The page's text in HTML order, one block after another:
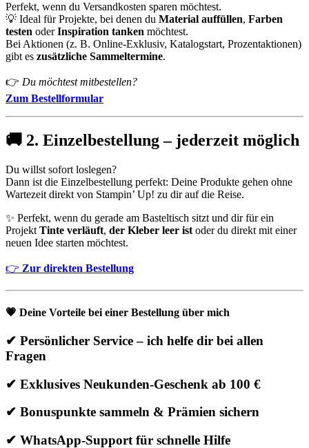
Perfekt, wenn du Versandkosten sparen möchtest.
💡 Ideal für Projekte, bei denen du Material auffüllen, Farben
testen oderInspiration tanken möchtest.
Bei Aktionen (z. B. Online-Exklusiv, Katalogstart, Prozentaktionen)
gibt es zusätzliche Sammeltermine.
👉 Du möchtest mitbestellen?
Zum Bestellformular
🚚 2. Einzelbestellung – jederzeit möglich
Du willst sofort loslegen?
Dann ist die Einzelbestellung perfekt: Deine Produkte gehen ohne
Wartezeit direkt von Stampin’ Up! zu dir auf die Reise.
✨ Perfekt, wenn du gerade am Basteltisch sitzt und dir für ein
Projekt Tinte verläuft, der Kleber leer ist oder du direkt mit einer
neuen Idee starten möchtest.
👉 Zur direkten Bestellung
💗 Deine Vorteile bei einer Bestellung über mich
✔ Persönlicher Service – ich helfe dir bei allen
Fragen
✔ Exklusives Neukunden-Geschenk ab 100 €
✔ Bonuspunkte sammeln & Prämien sichern
✔ WhatsApp-Support für schnelle Hilfe